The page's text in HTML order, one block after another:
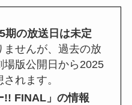
期の放送日は未定
せんが、過去の放
版公開日から2025
れます。
!! FINAL」の情報